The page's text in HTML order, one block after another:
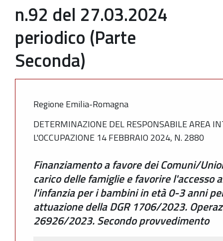
n.92 del 27.03.2024
periodico (Parte
Seconda)
Regione Emilia-Romagna
DETERMINAZIONE DEL RESPONSABILE AREA
L'OCCUPAZIONE 14 FEBBRAIO 2024, N. 2880
Finanziamento a favore dei Comuni/
carico delle famiglie e favorire l'accesso
l'infanzia per i bambini in età 0-3 anni
attuazione della DGR 1706/2023.
26926/2023. Secondo provvedimento